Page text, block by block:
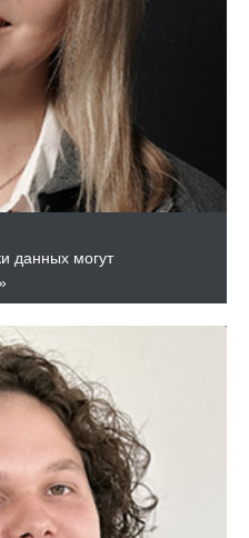
данных могут